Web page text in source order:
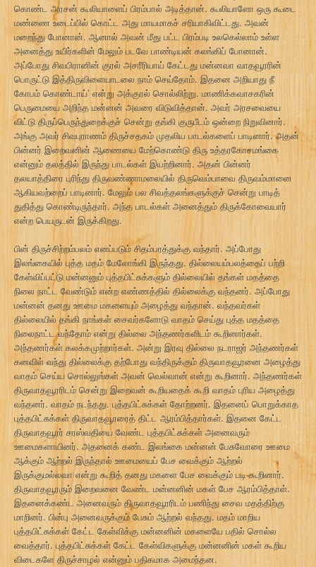
கொண்ட அரசன் கூலியாளைப் பிரம்பால் அடித்தான். கூலியாளோ ஒரு கூடை
மண்ணை உடைப்பில் கொட்ட அது மாயமாகச் சரியாகிவிட்டது. அவன்
மறைந்து போனான். ஆனால் அவன் மீது பட்ட பிரம்படி உலகெல்லாம் உள்ள
அனைத்து உயிர்களின் மேலும் படவே பாண்டியன் கலங்கிப் போனான்.
அப்போது சிவபிரானின் குரல் அசரீரியாய் கேட்டது மன்னவா வாதவூரரின்
பொருட்டு இத்திருவிளையாடலை நாம் செய்தோம். இதனை அறியாது நீ
கோபம் கொண்டாய்’ என்று அக்குரல் சொல்லிற்று. மாணிக்கவாசகரின்
பெருமையை அறிந்த மன்னன் அவரை விடுவித்தான். அவர் அரசவையை
விட்டு திருப்பெருந்துறைக்குச் சென்று தங்கி குருபீடம் ஒன்றை நிறுவினார்.
அங்கு அவர் சிவபுராணம் திருச்சதகம் முதலிய பாடல்களைப் பாடினார். அதன்
பின்னர் இறைவனின் ஆணையை மேற்கொண்டு திரு உத்தரகோசமங்கை
என்னும் தலத்தில் இருந்து பாடல்கள் இயற்றினார். அதன் பின்னர்
தலயாத்திரை புரிந்து திருவண்ணாமலையில் திருவெம்பாவை திருவம்மானை
ஆகியவற்றைப் பாடினார். மேலும் பல சிவத்தலங்களுக்குச் சென்று பாடித்
துதித்து கொண்டிருந்தார். அந்த பாடல்கள் அனைத்தும் திருக்கோவையார்
என்ற பெயருடன் இருக்கிறது.
பின் திருச்சிற்றம்பலம் எனப்படும் சிதம்பரத்துக்கு வந்தார். அப்போது
இலங்கையில் புத்த மதம் மேலோங்கி இருந்தது. தில்லையம்பலத்தைப் பற்றி
கேள்விப்பட்டு மன்னனும் புத்தபிட்சுக்களும் தில்லையில் தங்கள் மதத்தை
நிலை நாட்ட வேண்டும் என்ற எண்ணத்தில் தில்லைக்கு வந்தனர். அப்போது
மன்னன் தனது ஊமை மகளையும் அழைத்து வந்தான். வந்தவர்கள்
தில்லையில் தங்கி நாங்கள் சைவர்களோடு வாதம் செய்து புத்த மதத்தை
நிலைநாட்ட வந்தோம் என்று தில்லை அந்தணர்களிடம் கூறினார்கள்.
அந்தணர்கள் கலக்கமுற்றார்கள். அன்று இரவு தில்லை நடராஜர் அந்தணர்கள்
கனவில் வந்து தில்லைக்கு தற்போது வந்திருக்கும் திருவாதவூரனை அழைத்து
வாதம் செய்ய சொல்லுங்கள் அவன் வெல்வான் என்று கூறினார். அந்தணர்கள்
திருவாதவூரரிடம் சென்று இறைவன் கூறியதைக் கூறி வாதம் புரிய அழைத்து
வந்தனர். வாதம் நடந்தது. புத்தபிட்சுக்கள் தோற்றனர். இதனைப் பொறுக்காத
புத்தபிட்சுக்கள் திருவாதவூரரைத் திட்ட ஆரம்பித்தார்கள். இதனை கேட்ட
திருவாதவூரர் சரஸ்வதியை வேண்ட புத்தபிட்சுக்கள் அனைவரும்
ஊமைகளாயினர். அதனைக் கண்ட இலங்கை மன்னன் பேசுவோரை ஊமை
ஆக்கும் ஆற்றல் இருந்தால் ஊமையைப் பேச வைக்கும் ஆற்றல்
இருக்குமல்லவா என்று கூறித் தனது மகளை பேச வைக்கும் படி கூறினார்.
திருவாதவூரரும் இறைவனை வேண்ட மன்னனின் மகள் பேச ஆரம்பித்தாள்.
இதனைக்கண்ட அனைவரும் திருவாதவூரரிடம் பணிந்து சைவ மதத்திற்கு
மாறினர். பின்பு அனைவருக்கும் பேசும் ஆற்றல் வந்தது. மதம் மாறிய
புத்தபிட்சுக்கள் கேட்ட கேள்விக்கு மன்னனின் மகளையே பதில் சொல்ல
வைத்தார். புத்தபிட்சுக்கள் கேட்ட கேள்விகளுக்கு மன்னனின் மகள் கூறிய
விடைகளே திருச்சாழல் என்னும் பதிகமாக அமைந்தன.